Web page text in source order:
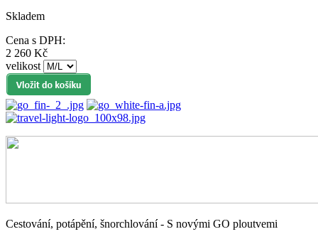
Skladem
Cena s DPH:
2 260 Kč
velikost
Cestování, potápění, šnorchlování - S novými GO ploutvemi